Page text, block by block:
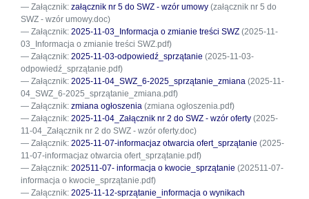
Załącznik: załącznik nr 5 do SWZ - wzór umowy (załącznik nr 5 do
SWZ - wzór umowy.doc)
Załącznik: 2025-11-03_Informacja o zmianie treści SWZ (2025-11-
03_Informacja o zmianie treści SWZ.pdf)
Załącznik: 2025-11-03-odpowiedź_sprzątanie (2025-11-03-
odpowiedź_sprzątanie.pdf)
Załącznik: 2025-11-04_SWZ_6-2025_sprzątanie_zmiana (2025-11-
04_SWZ_6-2025_sprzątanie_zmiana.pdf)
Załącznik: zmiana ogłoszenia (zmiana ogłoszenia.pdf)
Załącznik: 2025-11-04_Załącznik nr 2 do SWZ - wzór oferty (2025-
11-04_Załącznik nr 2 do SWZ - wzór oferty.doc)
Załącznik: 2025-11-07-informacjaz otwarcia ofert_sprzątanie (2025-
11-07-informacjaz otwarcia ofert_sprzątanie.pdf)
Załącznik: 202511-07- informacja o kwocie_sprzątanie (202511-07-
informacja o kwocie_sprzątanie.pdf)
Załącznik: 2025-11-12-sprzątanie_informacja o wynikach